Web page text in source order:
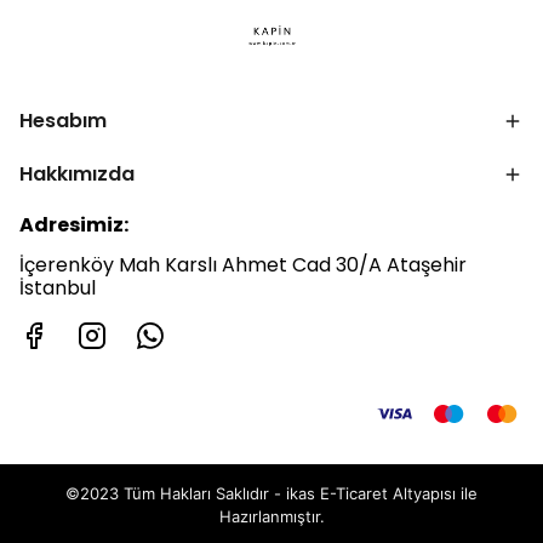
Hesabım
Hakkımızda
Adresimiz:
İçerenköy Mah Karslı Ahmet Cad 30/A Ataşehir
İstanbul
©2023 Tüm Hakları Saklıdır - ikas E-Ticaret Altyapısı ile
Hazırlanmıştır.